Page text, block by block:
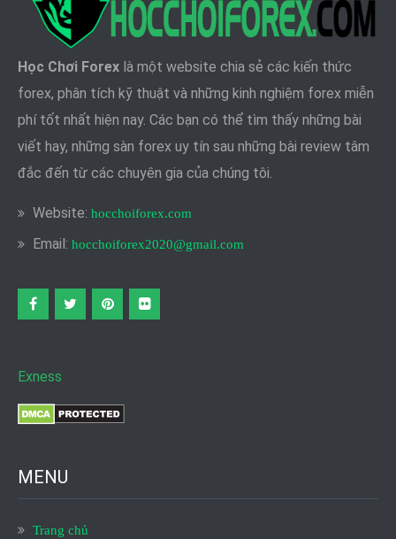
Học Chơi Forex là một website chia sẻ các kiến thức
forex, phân tích kỹ thuật và những kinh nghiệm forex miễn
phí tốt nhất hiện nay. Các bạn có thể tìm thấy những bài
viết hay, những sàn forex uy tín sau những bài review tâm
đắc đến từ các chuyên gia của chúng tôi.
Website: hocchoiforex.com
Email: hocchoiforex2020@gmail.com
Exness
MENU
Trang chủ